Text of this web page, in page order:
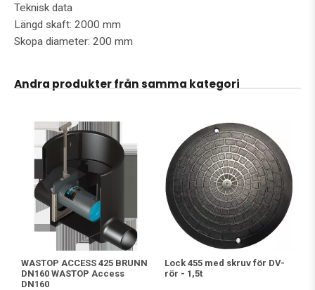
Teknisk data
Längd skaft: 2000 mm
Skopa diameter: 200 mm
Andra produkter från samma kategori
WASTOP ACCESS 425 BRUNN
DN160 WASTOP Access
DN160
Lock 455 med skruv för DV-
rör - 1,5t